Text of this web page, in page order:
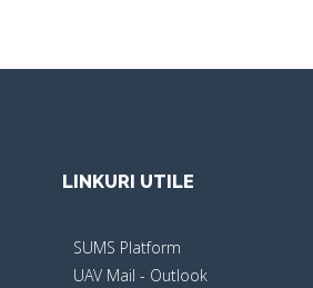
LINKURI UTILE
SUMS Platform
UAV Mail - Outlook